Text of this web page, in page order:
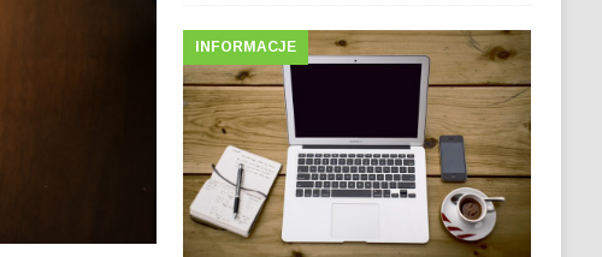
INFORMACJE